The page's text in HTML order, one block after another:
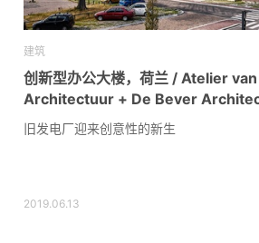
建筑
创新型办公大楼，荷兰 / Atelier
Architectuur + De Bever
旧发电厂迎来创意性的新生
2019.06.13